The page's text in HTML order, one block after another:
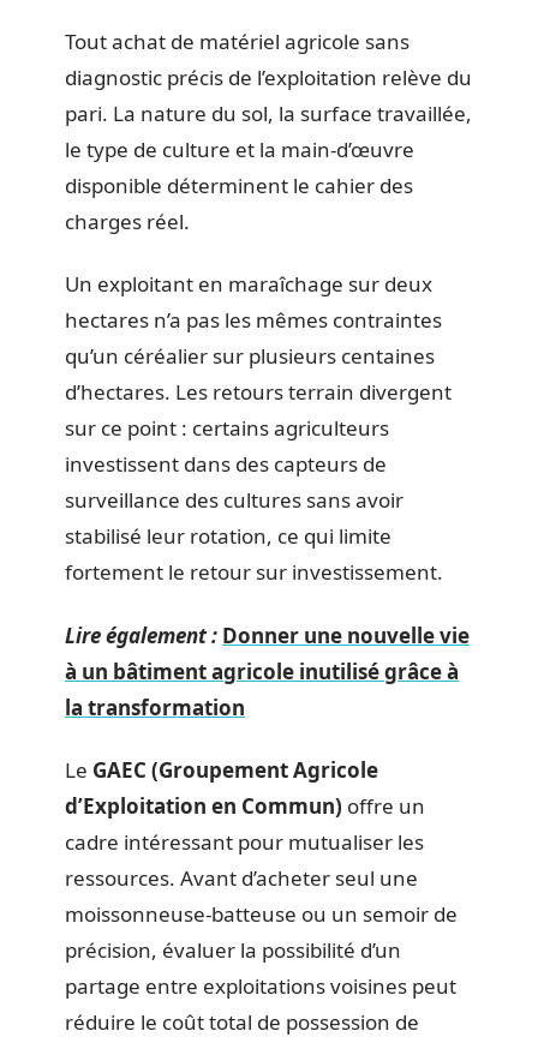
Tout achat de matériel agricole sans
diagnostic précis de l’exploitation relève du
pari. La nature du sol, la surface travaillée,
le type de culture et la main-d’œuvre
disponible déterminent le cahier des
charges réel.
Un exploitant en maraîchage sur deux
hectares n’a pas les mêmes contraintes
qu’un céréalier sur plusieurs centaines
d’hectares. Les retours terrain divergent
sur ce point : certains agriculteurs
investissent dans des capteurs de
surveillance des cultures sans avoir
stabilisé leur rotation, ce qui limite
fortement le retour sur investissement.
Lire également : Donner une nouvelle vie
à un bâtiment agricole inutilisé grâce à
la transformation
Le GAEC (Groupement Agricole
d’Exploitation en Commun) offre un
cadre intéressant pour mutualiser les
ressources. Avant d’acheter seul une
moissonneuse-batteuse ou un semoir de
précision, évaluer la possibilité d’un
partage entre exploitations voisines peut
réduire le coût total de possession de